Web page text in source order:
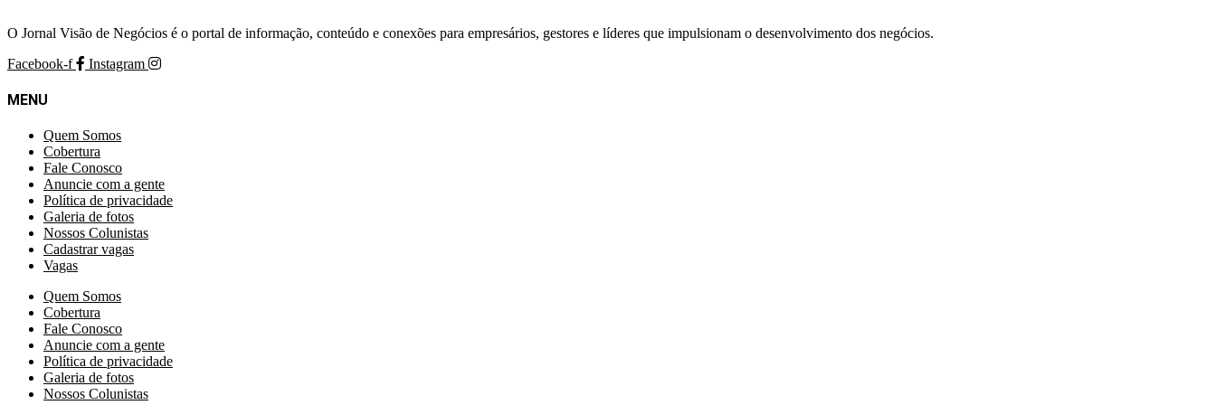
O Jornal Visão de Negócios é o portal de informação, conteúdo e conexões para empresários, gestores e líderes que impulsionam o desenvolvimento dos negócios.
Facebook-f
Instagram
MENU
Quem Somos
Cobertura
Fale Conosco
Anuncie com a gente
Política de privacidade
Galeria de fotos
Nossos Colunistas
Cadastrar vagas
Vagas
Quem Somos
Cobertura
Fale Conosco
Anuncie com a gente
Política de privacidade
Galeria de fotos
Nossos Colunistas